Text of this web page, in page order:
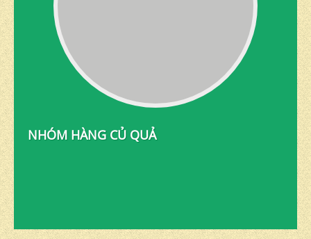
NHÓM HÀNG CỦ QUẢ